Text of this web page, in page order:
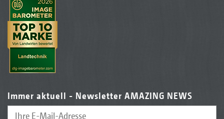
Immer aktuell - Newsletter AMAZING NEWS